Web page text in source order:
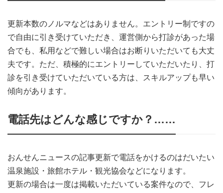
更新本数のノルマなどはありません。エントリー制ですの
で自由に引き受けていただき、運営側から打診があった場
合でも、私用などで難しい場合はお断りいただいても大丈
夫です。ただ、積極的にエントリーしていただいたり、打
診を引き受けていただいている方は、スキルアップも早い
傾向があります。
電話先はどんな感じですか？……
おんせんニュースの記事更新で電話をかけるのはだいたい
温泉施設・旅館ホテル・観光協会などになります。
更新の場合は一度は掲載いただいている案件なので、フレ